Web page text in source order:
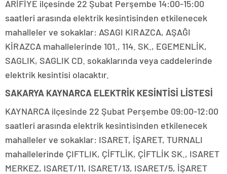
ARİFİYE ilçesinde 22 Şubat Perşembe 14:00-15:00
saatleri arasında elektrik kesintisinden etkilenecek
mahalleler ve sokaklar: ASAGI KIRAZCA, AŞAĞI
KİRAZCA mahallelerinde 101., 114. SK., EGEMENLİK,
SAGLIK, SAGLIK CD. sokaklarında veya caddelerinde
elektrik kesintisi olacaktır.
SAKARYA KAYNARCA ELEKTRİK KESİNTİSİ LİSTESİ
KAYNARCA ilçesinde 22 Şubat Perşembe 09:00-12:00
saatleri arasında elektrik kesintisinden etkilenecek
mahalleler ve sokaklar: ISARET, İŞARET, TURNALI
mahallelerinde ÇIFTLIK, ÇİFTLİK, ÇİFTLİK SK., ISARET
MERKEZ, ISARET/11, ISARET/13, ISARET/5, İŞARET